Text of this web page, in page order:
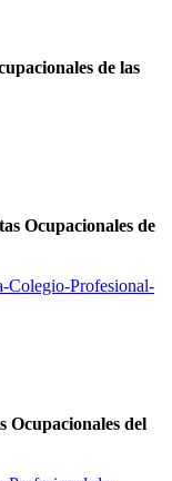
de las
Ocupacionales de
Colegio-Profesional-
Ocupacionales del